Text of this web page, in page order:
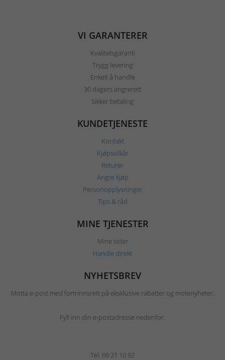
VI GARANTERER
Kvalitetsgaranti
Trygg levering
Enkelt å handle
30 dagers angrerett
Sikker betaling
KUNDETJENESTE
Kontakt
Kjøpsvilkår
Returer
Angre kjøp
Personopplysninger
Tips & råd
MINE TJENESTER
Mine sider
Handle direkt
NYHETSBREV
Motta e-post med fortrinnsrett på eksklusive rabatter og motenyheter.
Fyll inn din e-postadresse nedenfor.
Tel: 69 21 10 92